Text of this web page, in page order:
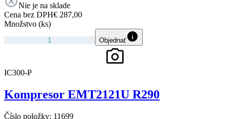
Nie je na sklade
Cena bez DPH€ 287,00
Množstvo (ks)
Objednať
IC300-P
Kompresor EMT2121U R290
Číslo položky: 11699